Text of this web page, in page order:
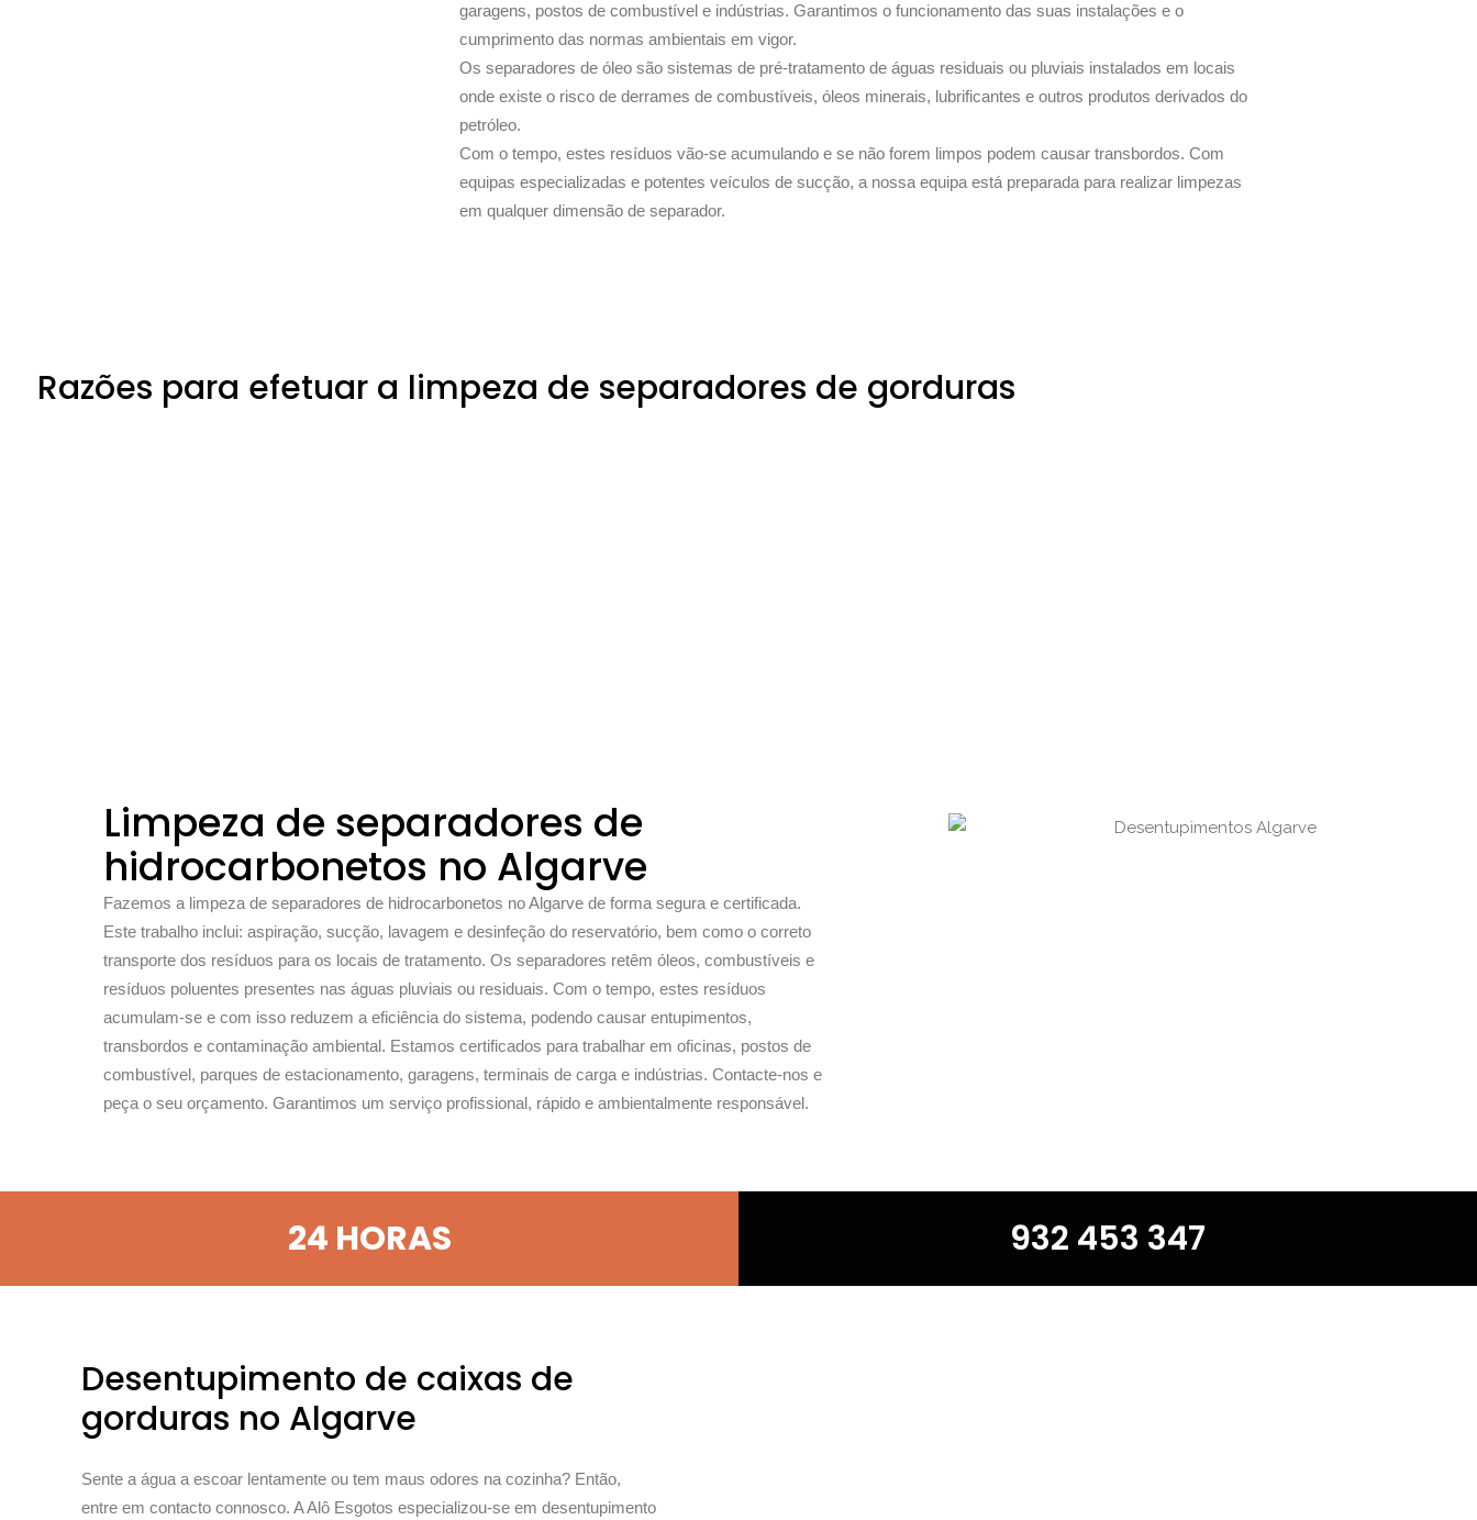
garagens, postos de combustível e indústrias. Garantimos o funcionamento das suas instalações e o
cumprimento das normas ambientais em vigor.
Os separadores de óleo são sistemas de pré-tratamento de águas residuais ou pluviais instalados em locais
onde existe o risco de derrames de combustíveis, óleos minerais, lubrificantes e outros produtos derivados do
petróleo.
Com o tempo, estes resíduos vão-se acumulando e se não forem limpos podem causar transbordos. Com
equipas especializadas e potentes veículos de sucção, a nossa equipa está preparada para realizar limpezas
em qualquer dimensão de separador.
Razões para efetuar a limpeza de separadores de gorduras
Limpeza de separadores de
hidrocarbonetos no Algarve
Fazemos a limpeza de separadores de hidrocarbonetos no Algarve de forma segura e certificada.
Este trabalho inclui: aspiração, sucção, lavagem e desinfeção do reservatório, bem como o correto
transporte dos resíduos para os locais de tratamento. Os separadores retêm óleos, combustíveis e
resíduos poluentes presentes nas águas pluviais ou residuais. Com o tempo, estes resíduos
acumulam-se e com isso reduzem a eficiência do sistema, podendo causar entupimentos,
transbordos e contaminação ambiental. Estamos certificados para trabalhar em oficinas, postos de
combustível, parques de estacionamento, garagens, terminais de carga e indústrias. Contacte-nos e
peça o seu orçamento. Garantimos um serviço profissional, rápido e ambientalmente responsável.
24 HORAS 932 453 347
Desentupimento de caixas de
gorduras no Algarve
Sente a água a escoar lentamente ou tem maus odores na cozinha? Então,
entre em contacto connosco. A Alô Esgotos especializou-se em desentupimento